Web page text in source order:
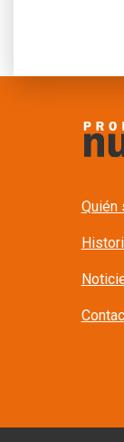
Quién